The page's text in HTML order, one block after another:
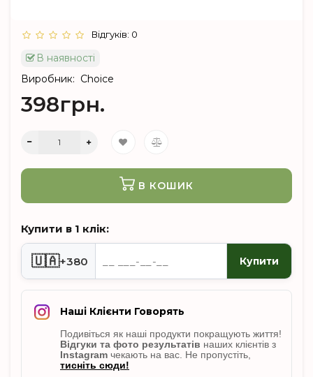
Відгуків: 0
В наявності
Виробник: Choice
398грн.
В КОШИК
Купити в 1 клік:
🇺🇦+380 Купити
Наші Клієнти Говорять
Подивіться як наші продукти покращують життя!
Відгуки та фото результатів наших клієнтів з
Instagram чекають на вас. Не пропустіть,
тисніть сюди!